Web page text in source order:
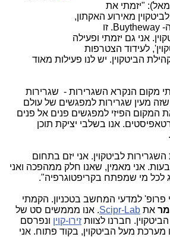
"יזמתי את
מאירוע האקתון,
ששם נולדה אפליקציית ה- Buytheway. זו
אני גם יזמתי ופעילה
לעידוד הצטרפות
הביטקוין. יש לנו פעילות מאוד
מקום הנקרא השגרירות - שגרירות
מעין שגרירות למפגשים של עולם
המקום הפיזי למפגשים פנים אל פנים
אנו בשלבי יציקת תוכן
לביטקוין. אני יזם בתחום
אני מאמין, שאנו חלק ממהפכה ואני
גג לכל מי שמפתח בקריפטוגרפיה".
פרופ' למדעי המחשב בטכניון. הקמתי
אתScipr-Lab. אנו מממשים סט של
חברנו לצוותזירו-קויןונפרסם
מעל הביטקוין, בקוד פתוח. אני